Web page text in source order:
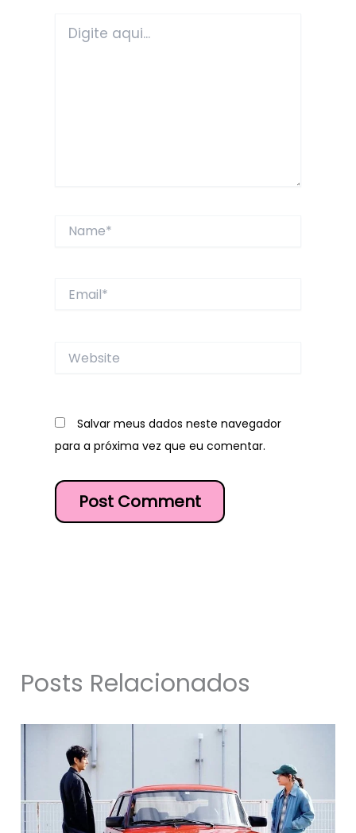
aqui...
Website
Salvar meus dados neste navegador
para a próxima vez que eu comentar.
Posts Relacionados